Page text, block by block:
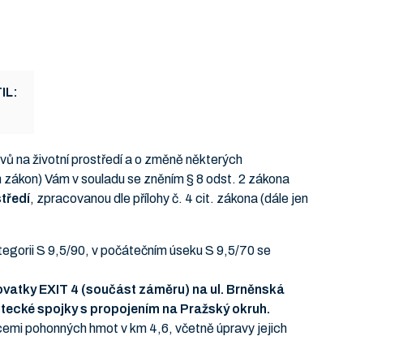
na životní prostředí a o změně některých
Vám v souladu se zněním § 8 odst. 2 zákona
, zpracovanou dle přílohy č. 4 cit. zákona (dále jen
S 9,5/90, v počátečním úseku S 9,5/70 se
EXIT 4 (součást záměru) na ul. Brněnská
spojky s propojením na Pražský okruh.
pohonných hmot v km 4,6, včetně úpravy jejich